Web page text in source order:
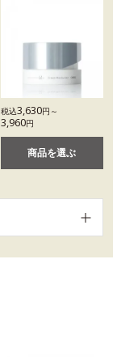
税込3,630円～
3,960円
商品を選ぶ